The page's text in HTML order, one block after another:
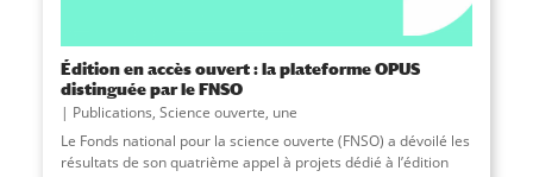
Édition en accès ouvert : la plateforme OPUS
distinguée par le FNSO
Publications, Science ouverte, une
Le Fonds national pour la science ouverte (FNSO) a dévoilé les
résultats de son quatrième appel à projets dédié à l’édition